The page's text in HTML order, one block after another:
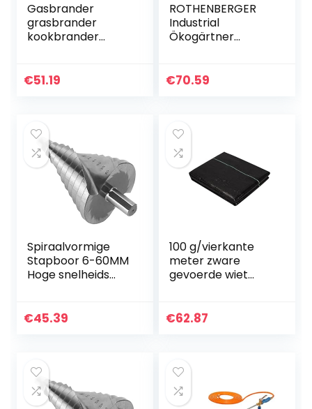
Gasbrander
grasbrander
kookbrander
€51.19
ROTHENBERGER
Industrial
Ökogärtner
Onkruidbrander
€70.59
Spiraalvormige
Stapboor 6-60MM
Hoge snelheids
Groef Stap Boor
€45.39
100 g/vierkante
meter zware
gevoerde wiet
ctuur cover tuin
€62.87